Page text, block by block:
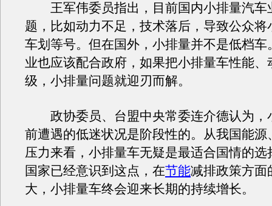
王军伟委员指出，目前国内小排量汽车
题，比如动力不足，技术落后，导致公众将
车划等号。但在国外，小排量并不是低档车
业也应该配合政府，如果把小排量车性能、
级，小排量问题就迎刃而解。
政协委员、台盟中央常委连介德认为，
前遭遇的低迷状况是阶段性的。从我国能源
压力来看，小排量车无疑是最适合国情的选
国家已经意识到这点，在节能减排政策方面
大，小排量车终会迎来长期的持续增长。